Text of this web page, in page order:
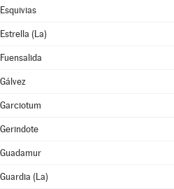
Esquivias
Estrella (La)
Fuensalida
Gálvez
Garciotum
Gerindote
Guadamur
Guardia (La)